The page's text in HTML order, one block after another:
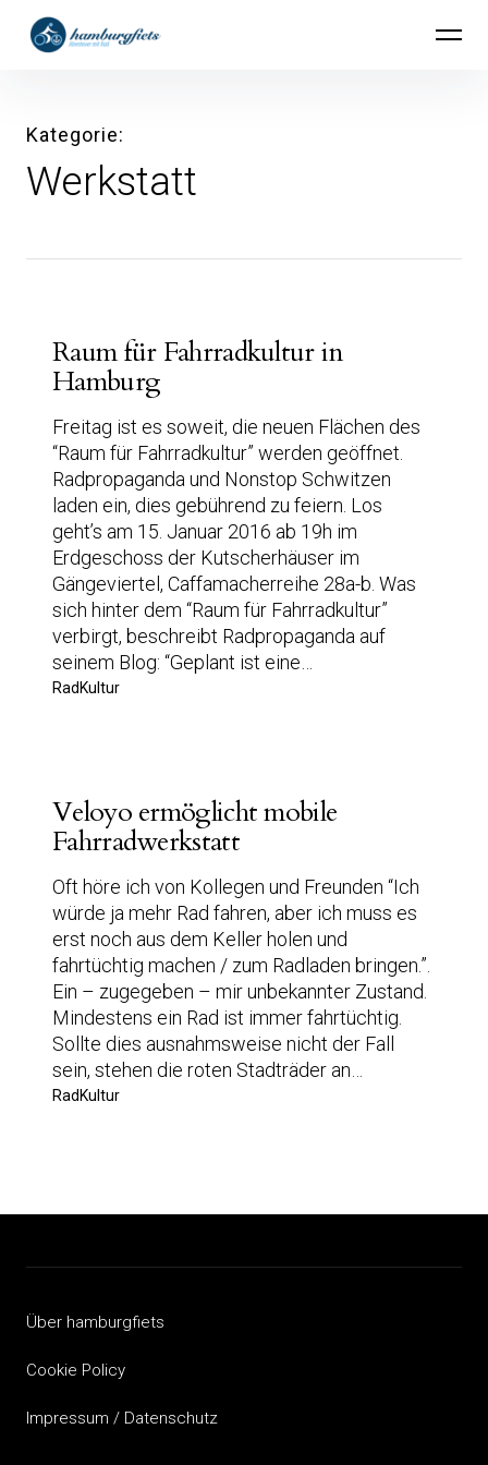
überspringen
hamburgfiets – Abenteuer mit Rad
Kategorie
Werkstatt
Raum für Fahrradkultur in
Hamburg
Freitag ist es soweit, die neuen Flächen des
“Raum für Fahrradkultur” werden geöffnet.
Radpropaganda und Nonstop Schwitzen
laden ein, dies gebührend zu feiern. Los
geht’s am 15. Januar 2016 ab 19h im
Erdgeschoss der Kutscherhäuser im
Gängeviertel, Caffamacherreihe 28a-b. Was
sich hinter dem “Raum für Fahrradkultur”
verbirgt, beschreibt Radpropaganda auf
seinem Blog: “Geplant ist eine…
RadKultur
Veloyo ermöglicht mobile
Fahrradwerkstatt
Oft höre ich von Kollegen und Freunden “Ich
würde ja mehr Rad fahren, aber ich muss es
erst noch aus dem Keller holen und
fahrtüchtig machen / zum Radladen bringen.”.
Ein – zugegeben – mir unbekannter Zustand.
Mindestens ein Rad ist immer fahrtüchtig.
Sollte dies ausnahmsweise nicht der Fall
sein, stehen die roten Stadträder an…
RadKultur
Über hamburgfiets
Cookie Policy
Impressum / Datenschutz